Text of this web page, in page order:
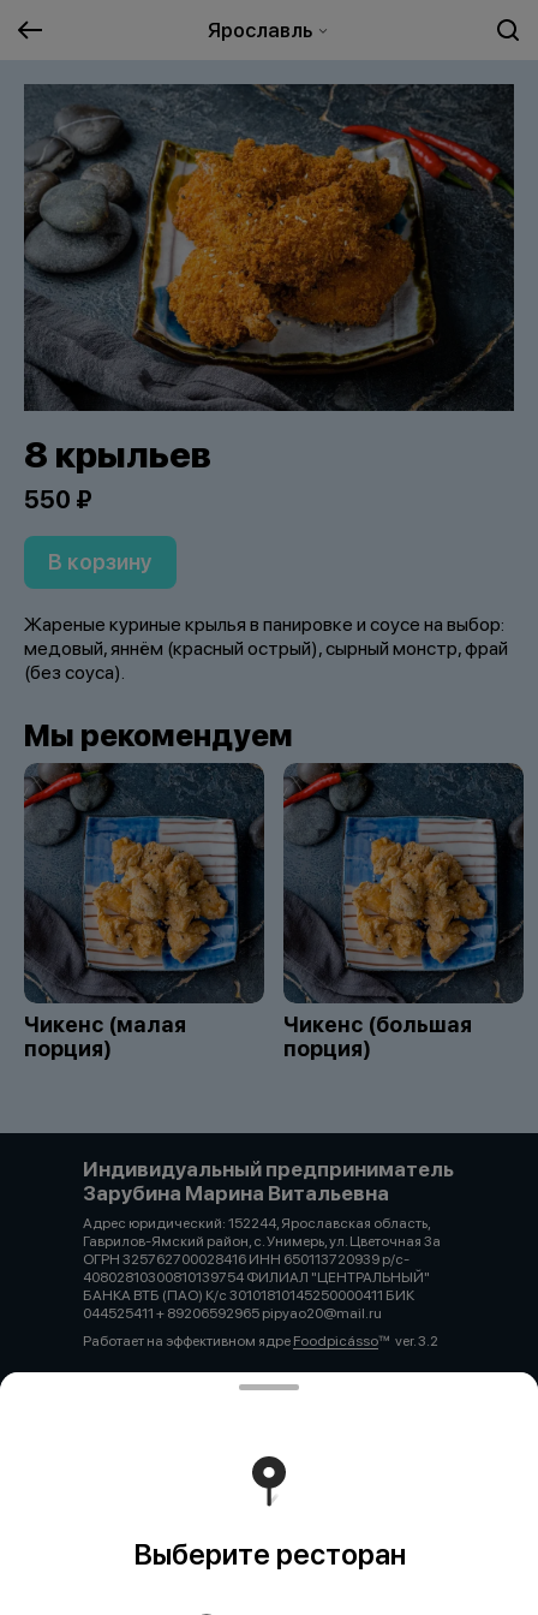
Ярославль
8 крыльев
550 ₽
В корзину
Жареные куриные крылья в панировке и соусе на выбор:
медовый, яннём (красный острый), сырный монстр, фрай
(без соуса).
Мы рекомендуем
Чикенс (малая
порция)
Чикенс (большая
порция)
Индивидуальный предприниматель
Зарубина Марина Витальевна
Адрес юридический: 152244, Ярославская область,
Гаврилов-Ямский район, с. Унимерь, ул. Цветочная 3а
ОГРН 325762700028416 ИНН 650113720939 р/с-
40802810300810139754 ФИЛИАЛ "ЦЕНТРАЛЬНЫЙ"
БАНКА ВТБ (ПАО) К/с 30101810145250000411 БИК
044525411 + 89206592965 pipyao20@mail.ru
Работает на эффективном ядре Foodpicássover. 3.2
Политика конфиденциальности
Публичная оферта
Выберите ресторан